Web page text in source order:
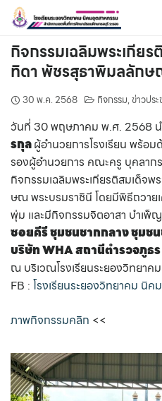
Skip
content
กิจกรรมเฉลิมพระเกียร
ทิดา พัชรสุธาพิมลลักษ
30 พ.ค. 2568 กิจกรรม,ข่าวปร
วันที่ 30 พฤษภาคม พ.ศ. 2568 น
รกุลผู้อำนวยการโรงเรียน พร้อม
รองผู้อำนวยการ คณะครู บุคลาก
กิจกรรมเฉลิมพระเกียรติสมเด็จ
ษณ พระบรมราชินี โดยมีพิธีถวาย
พุ่ม และมีกิจกรรมจิตอาสา บำเพ็
ซอยคีรี ชุมชนชากกลาง ชุมช
บริษัทWHAสถานีตำรวจภูธ
ณ บริเวณโรงเรียนระยองวิทยา
FB : โรงเรียนระยองวิทยาคม นิค
ภาพกิจกรรมคลิก <<